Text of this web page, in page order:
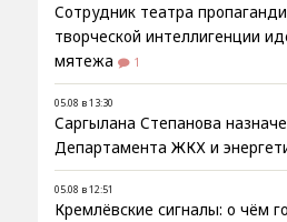
Сотрудник театра
творческой интеллигенции
мятежа
1
05.08 в 13:30
Саргылана Степанова
Департамента ЖКХ и
05.08 в 12:51
Кремлёвские сигналы: о чём